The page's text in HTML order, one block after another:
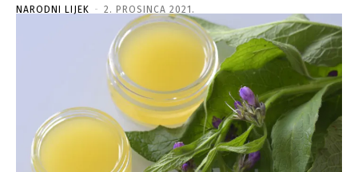
NARODNI LIJEK - 2. PROSINCA 2021.